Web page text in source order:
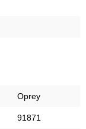
Oprey
91871